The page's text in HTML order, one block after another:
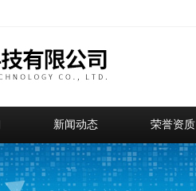
新闻动态 荣誉资质